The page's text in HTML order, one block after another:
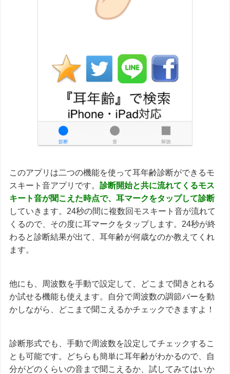
このアプリは二つの機能を使って耳年齢診断ができるモ
スキート音アプリです。診断開始と共に流れてくるモス
キート音が聞こえた時点で、耳マークをタップして診断
していきます。24秒の間に複数回モスキート音が流れて
くるので、その度に耳マークをタップします。24秒が終
わると診断結果が出て、耳年齢が何歳なのか教えてくれ
ます。
他にも、周波数を手動で設定して、どこまで聞きとれる
か試せる機能も使えます。自分で周波数の調節バーを動
かしながら、どこまで聞こえるかチェックできますよ！
診断形式でも、手動で周波数を設定してチェックするこ
とも可能です。どちらも簡単に耳年齢がわかるので、自
分がどのくらいの音まで聞こえるか、試してみてはいか